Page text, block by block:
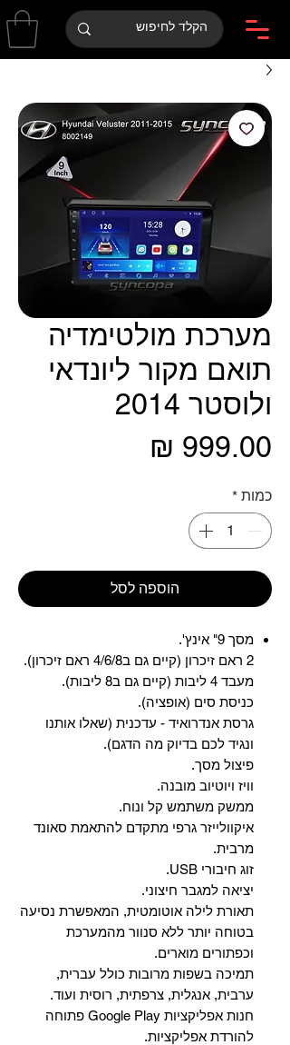
מערכת מולטימדיה
תואם מקור ליונדאי
ולוסטר 2014
כמות *
הוספה לסל
מסך 9" אינץ'.
2 ראם זיכרון (קיים גם ב4/6/8 ראם זיכרון).
מעבד 4 ליבות (קיים גם ב8 ליבות).
כניסת סים (אופציה).
גרסת אנדרואיד - עדכנית (שאלו אותנו
ונגיד לכם בדיוק מה הדגם).
פיצול מסך.
וויז ויוטיוב מובנה.
ממשק משתמש קל ונוח.
איקוולייזר גרפי מתקדם להתאמת סאונד
מרבית.
זוג חיבורי USB.
יציאה למגבר חיצוני.
תאורת לילה אוטומטית, המאפשרת נסיעה
בטוחה יותר ללא סנוור מהמערכת
וכפתורים מוארים.
תמיכה בשפות מרובות כולל עברית,
ערבית, אנגלית, צרפתית, רוסית ועוד.
‏חנות אפליקציות Google Play פתוחה
להורדת אפליקציות.